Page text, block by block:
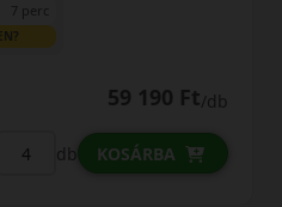
7 perc
33 790 Ft/db
db KOSÁRBA